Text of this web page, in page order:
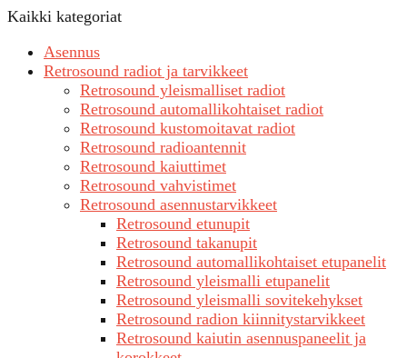
Kaikki kategoriat
Asennus
Retrosound radiot ja tarvikkeet
Retrosound yleismalliset radiot
Retrosound automallikohtaiset radiot
Retrosound kustomoitavat radiot
Retrosound radioantennit
Retrosound kaiuttimet
Retrosound vahvistimet
Retrosound asennustarvikkeet
Retrosound etunupit
Retrosound takanupit
Retrosound automallikohtaiset etupanelit
Retrosound yleismalli etupanelit
Retrosound yleismalli sovitekehykset
Retrosound radion kiinnitystarvikkeet
Retrosound kaiutin asennuspaneelit ja